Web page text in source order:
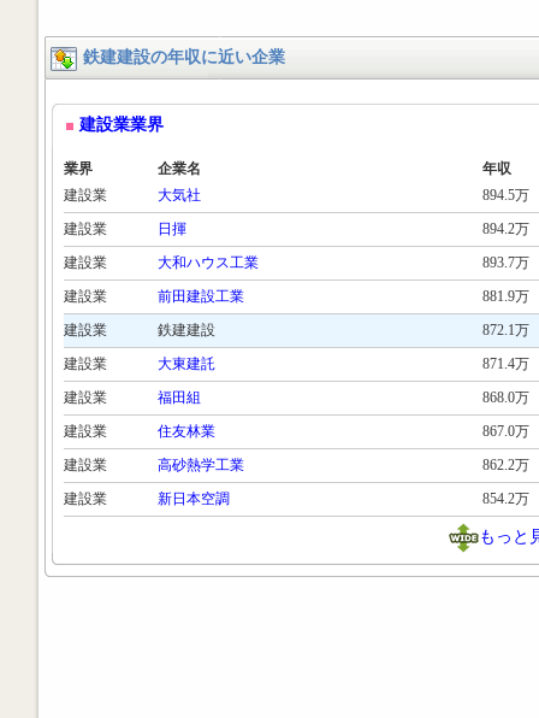
鉄建建設の年収に近い企業
建設業業界
業界 企業名
年収
建設業
大気社
894.5万
建設業
日揮
894.2万
建設業
大和ハウス工業
893.7万
建設業
前田建設工業
881.9万
建設業
鉄建建設
872.1万
建設業
大東建託
871.4万
建設業
福田組
868.0万
建設業
住友林業
867.0万
建設業
高砂熱学工業
862.2万
建設業
新日本空調 854.2万
もっと